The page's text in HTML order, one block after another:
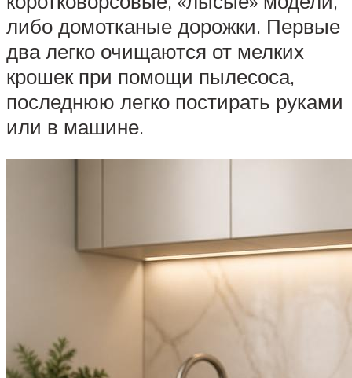
либо домотканые дорожки. Первые
два легко очищаются от мелких
крошек при помощи пылесоса,
последнюю легко постирать руками
или в машине.